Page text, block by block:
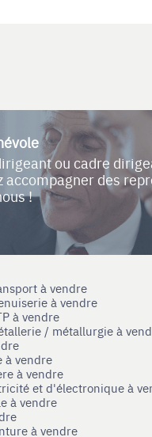
ou cadre
accompagner des
!
à vendre
à vendre
à vendre
/ métallurgie à
à vendre
à vendre
et d'électronique à
à vendre
à vendre